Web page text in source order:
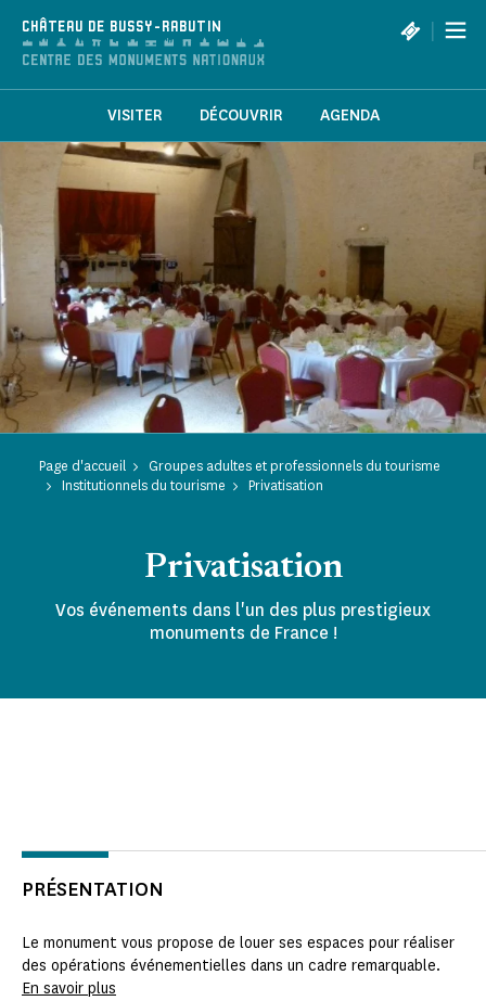
CHÂTEAU DE BUSSY-RABUTIN |
VISITER DÉCOUVRIR AGENDA
Page d'accueil
Groupes adultes et professionnels du tourisme
Institutionnels du tourisme
Privatisation
Privatisation
Vos événements dans l'un des plus prestigieux
monuments de France !
PRÉSENTATION
Le monument vous propose de louer ses espaces pour réaliser
des opérations événementielles dans un cadre remarquable.
En savoir plus